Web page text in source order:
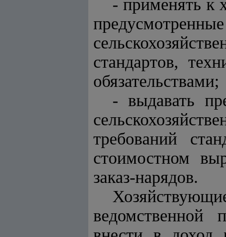
- применять к
стандартов,
обязательствами;
- выдавать
требований
стоимостном
заказ-нарядов.
ведомственной